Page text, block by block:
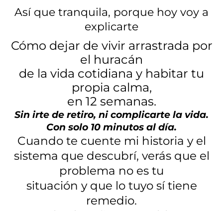
Así que tranquila, porque hoy voy a
explicarte
Cómo dejar de vivir arrastrada por
el huracán
de la vida cotidiana y habitar tu
propia calma,
en 12 semanas.
Sin irte de retiro, ni complicarte la vida.
Con solo 10 minutos al día.
Cuando te cuente mi historia y el
sistema que descubrí, verás que el
problema no es tu
situación y que lo tuyo sí tiene
remedio.